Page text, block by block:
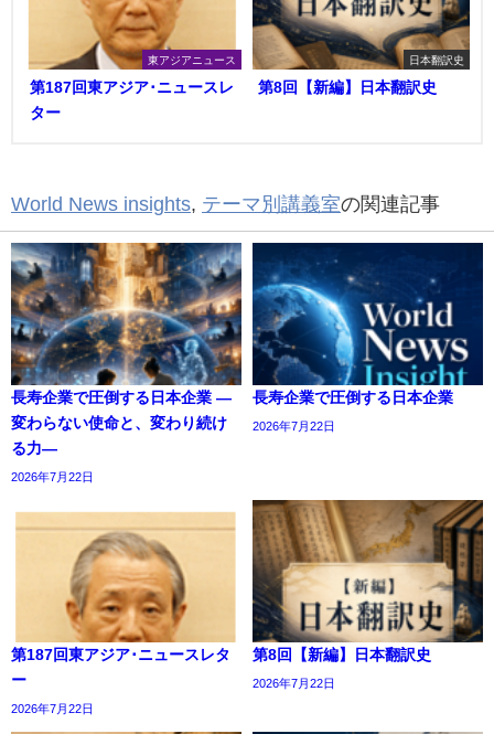
東アジアニュース
第187回東アジア･ニュースレ
ター
日本翻訳史
第8回【新編】日本翻訳史
World News insights テーマ別講義室の関連記事
長寿企業で圧倒する日本企業 ―
変わらない使命と、変わり続け
る力―
2026年7月22日
長寿企業で圧倒する日本企業
2026年7月22日
第187回東アジア･ニュースレタ
ー
2026年7月22日
第8回【新編】日本翻訳史
2026年7月22日